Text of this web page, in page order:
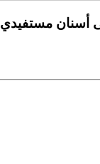
أسنان مستفيدي